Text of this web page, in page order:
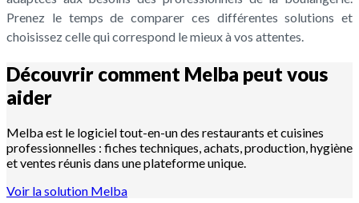
Prenez le temps de comparer ces différentes solutions et
choisissez celle qui correspond le mieux à vos attentes.
Découvrir comment Melba peut vous
aider
Melba est le logiciel tout-en-un des restaurants et cuisines
professionnelles : fiches techniques, achats, production, hygiène
et ventes réunis dans une plateforme unique.
Voir la solution Melba